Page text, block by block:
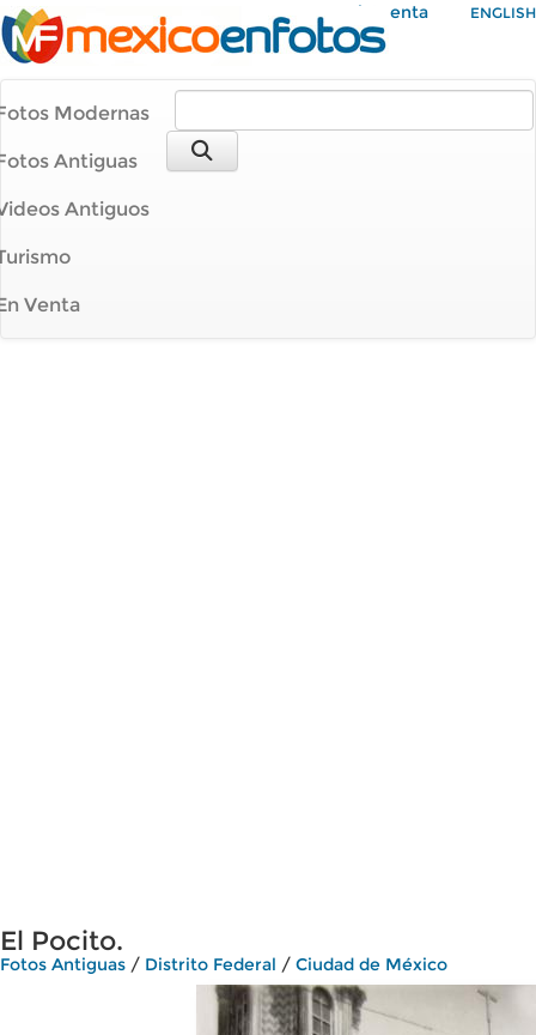
Mi Cuenta ENGLISH
Modernas
Antiguas
Antiguos
Venta
El Pocito.
Fotos Antiguas / Distrito Federal / Ciudad de México